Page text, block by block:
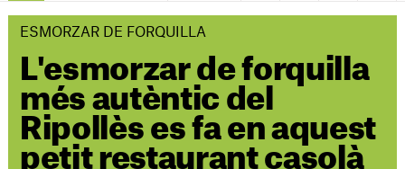
ESMORZAR DE FORQUILLA
L'esmorzar de forquilla
més autèntic del
Ripollès es fa en aquest
petit restaurant casolà